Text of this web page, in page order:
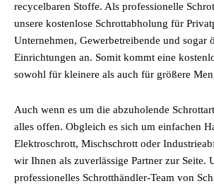
recycelbaren Stoffe. Als professionelle
unsere kostenlose Schrottabholung für
Unternehmen, Gewerbetreibende und sogar
Einrichtungen an. Somit kommt eine
sowohl für kleinere als auch für größere
Auch wenn es um die abzuholende
alles offen. Obgleich es sich um einfachen
Elektroschrott, Mischschrott oder
wir Ihnen als zuverlässige Partner zur Seite.
professionelles Schrotthändler-Team von